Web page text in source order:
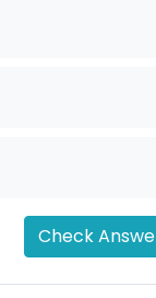
Check